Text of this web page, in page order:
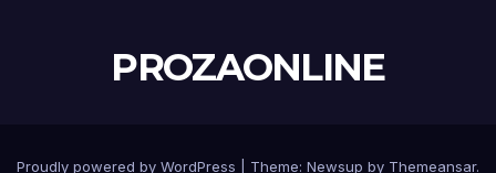
PROZAONLINE
Proudly powered by WordPress Theme: Newsup by Themeansar.